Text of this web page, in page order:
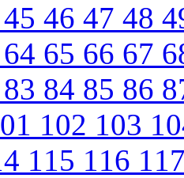
45 46 47 48
64 65 66 67
83 84 85 86
102 103
115 116